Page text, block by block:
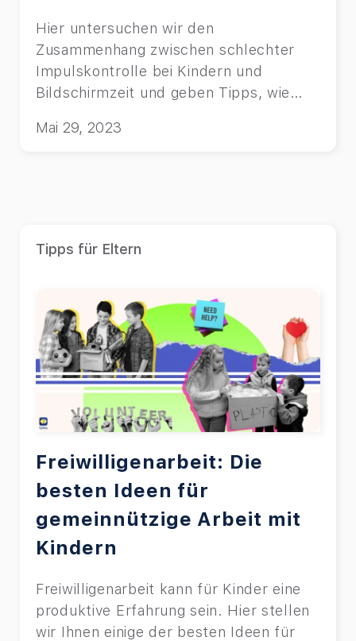
Hier untersuchen wir den
Zusammenhang zwischen schlechter
Impulskontrolle bei Kindern und
Bildschirmzeit und geben Tipps, wie
Mai 29, 2023
Tipps für Eltern
Freiwilligenarbeit: Die
besten Ideen für
gemeinnützige Arbeit mit
Kindern
Freiwilligenarbeit kann für Kinder eine
produktive Erfahrung sein. Hier stellen
wir Ihnen einige der besten Ideen für